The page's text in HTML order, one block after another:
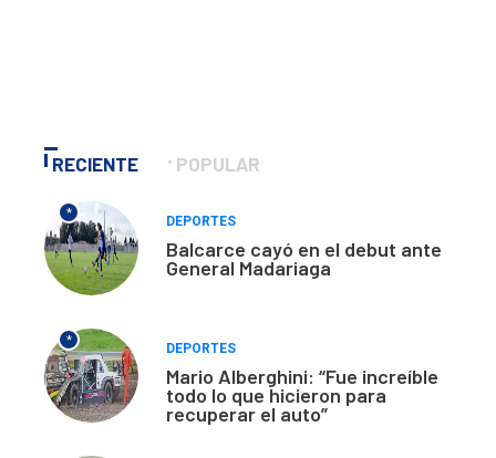
RECIENTE POPULAR
*
DEPORTES
Balcarce cayó en el debut ante
General Madariaga
*
DEPORTES
Mario Alberghini: “Fue increíble
todo lo que hicieron para
recuperar el auto”